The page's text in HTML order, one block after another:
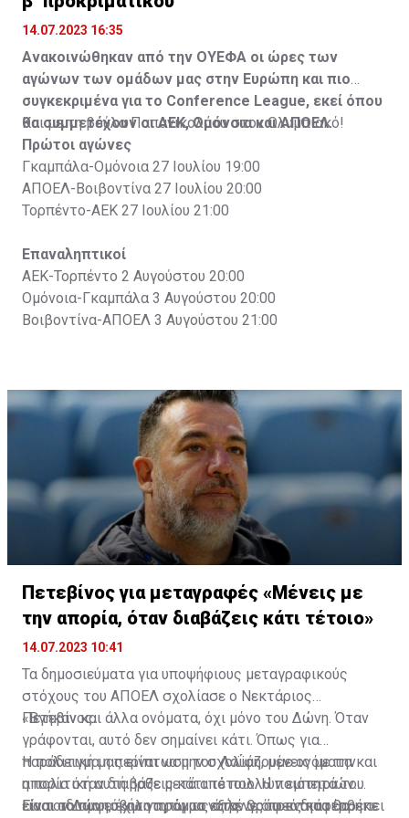
14.07.2023 16:35
Ανακοινώθηκαν από την ΟΥΕΦΑ οι ώρες των
αγώνων των ομάδων μας στην Ευρώπη και πιο
συγκεκριμένα για το Conference League, εκεί όπου
θα συμμετέχουν οι ΑΕΚ, Ομόνοια και ΑΠΟΕΛ.
Και με τη βούλα Παπανικολάου στον Ολυμπιακό!
Πρώτοι αγώνες
Γκαμπάλα-Ομόνοια 27 Ιουλίου 19:00
ΑΠΟΕΛ-Βοιβοντίνα 27 Ιουλίου 20:00
Τορπέντο-ΑΕΚ 27 Ιουλίου 21:00
Επαναληπτικοί
ΑΕΚ-Τορπέντο 2 Αυγούστου 20:00
Ομόνοια-Γκαμπάλα 3 Αυγούστου 20:00
Βοιβοντίνα-ΑΠΟΕΛ 3 Αυγούστου 21:00
Πετεβίνος για μεταγραφές «Μένεις με
την απορία, όταν διαβάζεις κάτι τέτοιο»
14.07.2023 10:41
Τα δημοσιεύματα για υποψήφιους μεταγραφικούς
στόχους του ΑΠΟΕΛ σχολίασε ο Νεκτάριος
Πετεβίνος.
«Βγήκαν και άλλα ονόματα, όχι μόνο του Δώνη. Όταν
γράφονται, αυτό δεν σημαίνει κάτι. Όπως για
παράδειγμα η περίπτωση του Λαΐφη, μένεις με την
απορία όταν διαβάζεις κάτι τέτοιο. Η ποιότητά του
είναι αδιαμφισβήτητη, όμως όταν γράφεις κάτι πρέπει
Η πολιτική μας είναι να μην σχολιάζουμε ονόματα και
η πολιτική αυτή ήρθε μετά από πολλών εμπειριών.
Είναι το πιο εύκολο πράγμα να λένε ότι ενδιαφέρθηκε
Για τον Δώνη, έχω να πω το εξής. Ως ποιότητα θα